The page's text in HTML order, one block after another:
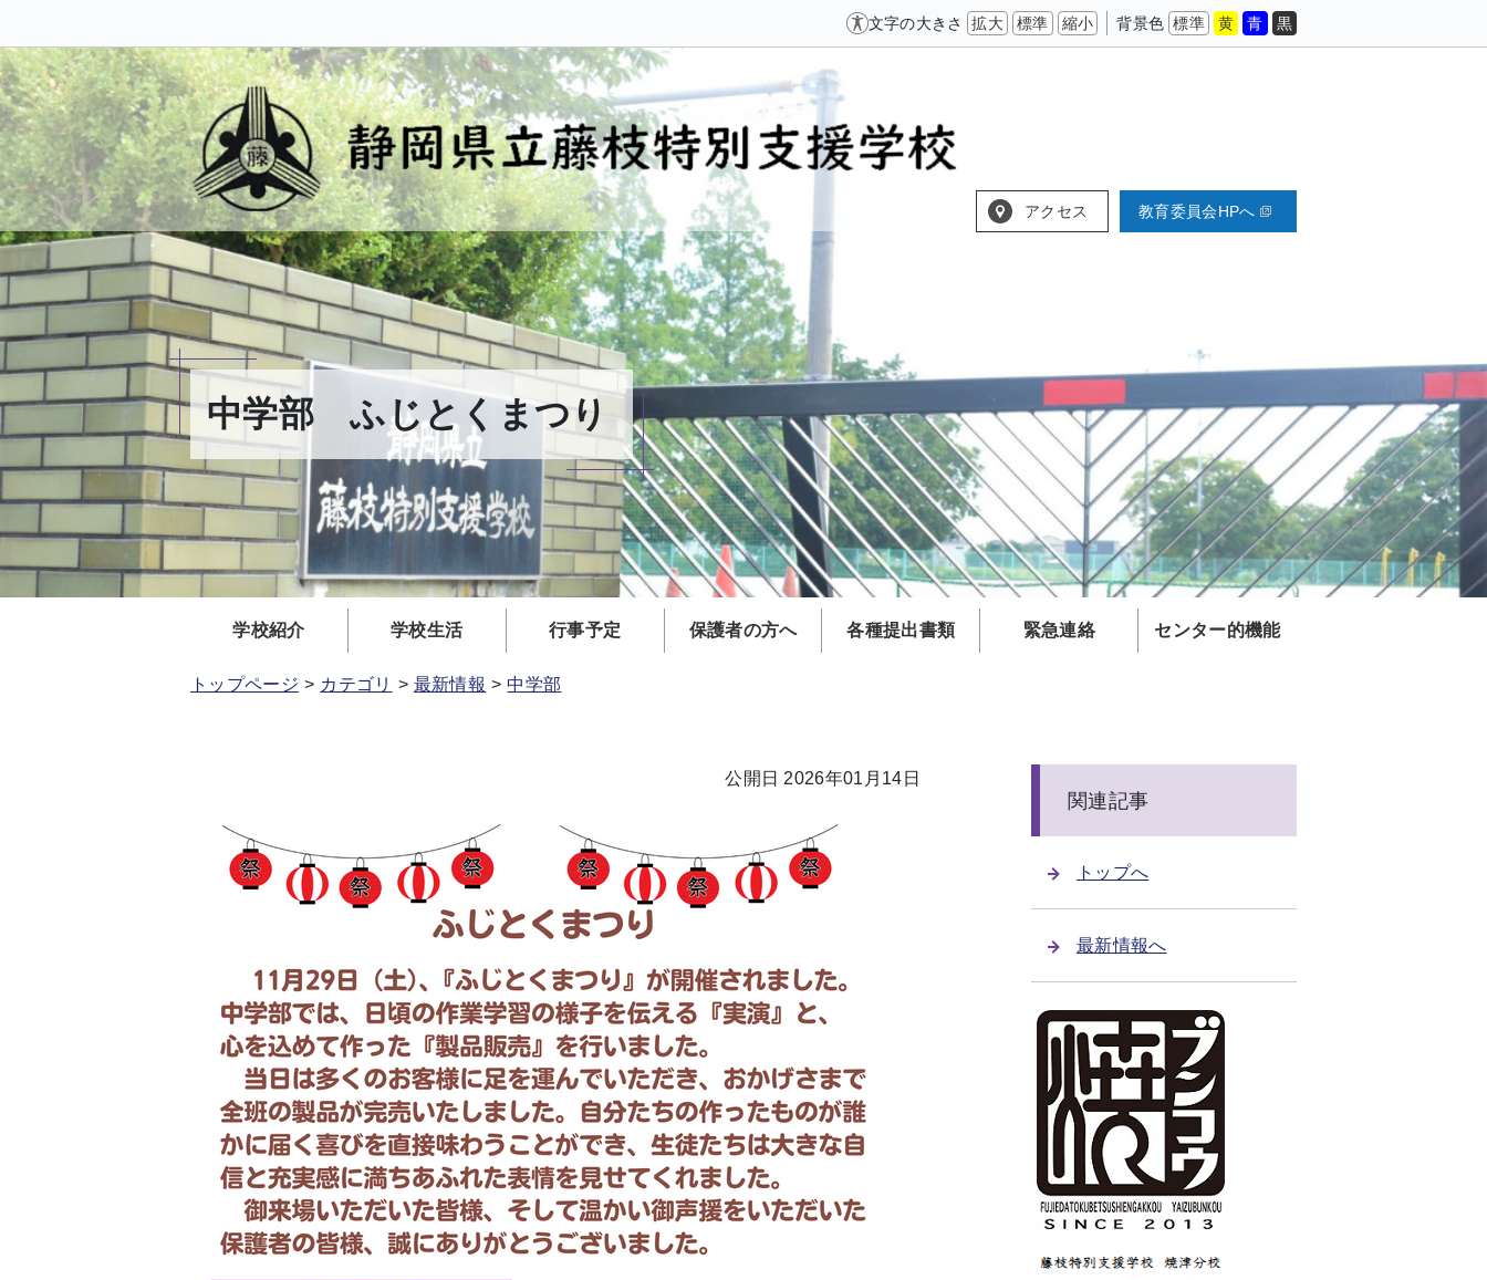
文字の大きさ 拡大 標準 縮小 背景色 標準 黄 青 黒
アクセス 教育委員会HPへ
中学部 ふじとくまつり
学校紹介 学校生活 行事予定 保護者の方へ 各種提出書類 緊急連絡 センター的機能
トップページ カテゴリ 最新情報 中学部
公開日 2026年01月14日
関連記事
トップへ
最新情報へ